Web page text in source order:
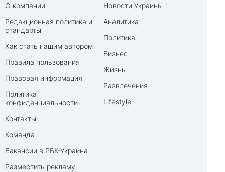
О компании
Редакционная политика и
стандарты
Как стать нашим автором
Правила пользования
Правовая информация
Политика
конфиденциальности
Контакты
Команда
Вакансии в РБК-Украина
Разместить рекламу
Новости Украины
Аналитика
Политика
Бизнес
Жизнь
Развлечения
Lifestyle